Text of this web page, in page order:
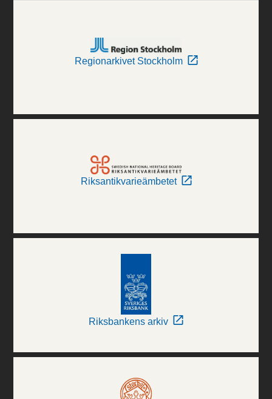
Regionarkivet Stockholm
Riksantikvarieämbetet
Riksbankens arkiv